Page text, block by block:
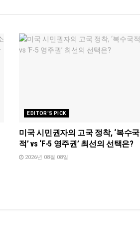
EDITOR'S PICK
미국 시민권자의 고국 정착, ‘복수국
적’ vs ‘F-5 영주권’ 최선의 선택은?
2026년 08월 08일